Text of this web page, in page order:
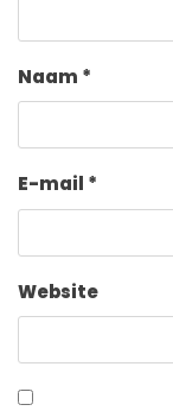
Naam *
E-mail *
Website